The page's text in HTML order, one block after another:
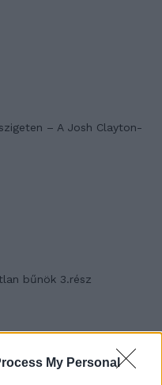
My Personal
– A Josh Clayton-
bűnök 3.rész
bűnök 2.rész